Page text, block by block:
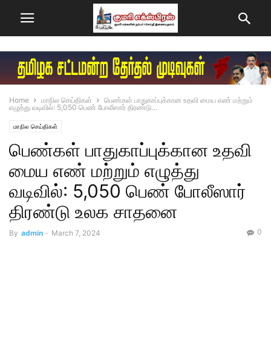
Home மாநில செய்திகள்
பெண்கள் பாதுகாப்புக்கான உதவி மைய எண் மற்றும்
எழுத்து வடிவில்: 5,050 பெண் போலீஸார் திரண்டு...
மாநில செய்திகள்
பெண்கள் பாதுகாப்புக்கான உதவி
மைய எண் மற்றும் எழுத்து
வடிவில்: 5,050 பெண் போலீஸார்
திரண்டு உலக சாதனை
By admin - March 7, 2024 0